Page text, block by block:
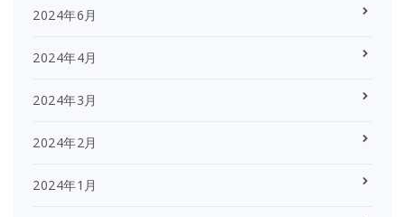
2024年6月
2024年4月
2024年3月
2024年2月
2024年1月